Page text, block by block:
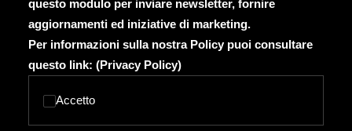
questo modulo per inviare newsletter, fornire
aggiornamenti ed iniziative di marketing.
Per informazioni sulla nostra Policy puoi consultare
questo link: (Privacy Policy)
Accetto